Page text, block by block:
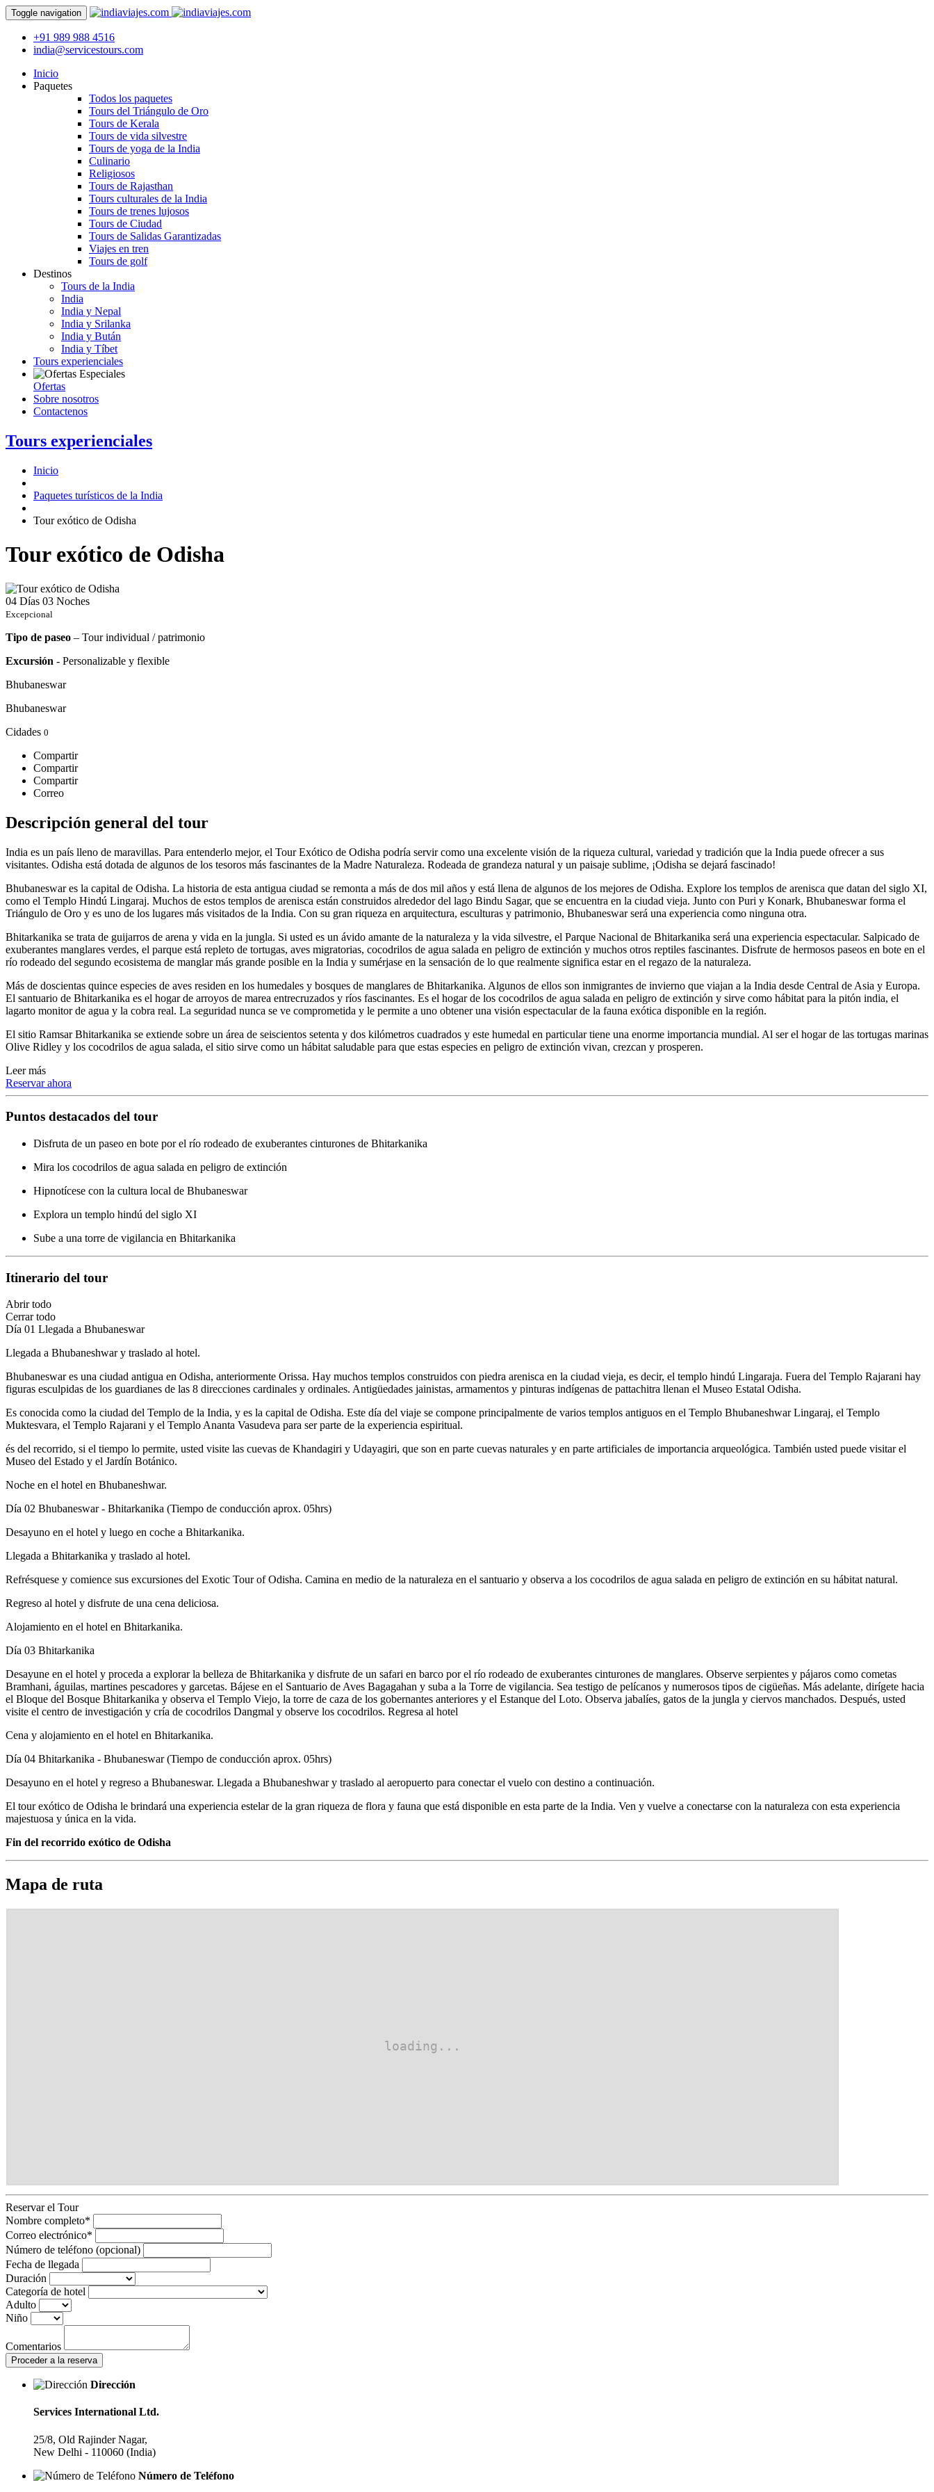
Toggle navigation
+91 989 988 4516
india@servicestours.com
Inicio
Paquetes
Todos los paquetes
Tours del Triángulo de Oro
Tours de Kerala
Tours de vida silvestre
Tours de yoga de la India
Culinario
Religiosos
Tours de Rajasthan
Tours culturales de la India
Tours de trenes lujosos
Tours de Ciudad
Tours de Salidas Garantizadas
Viajes en tren
Tours de golf
Destinos
Tours de la India
India
India y Nepal
India y Srilanka
India y Bután
India y Tíbet
Tours experienciales
Ofertas
Sobre nosotros
Contactenos
Tours experienciales
Inicio
Paquetes turísticos de la India
Tour exótico de Odisha
Tour exótico de Odisha
04 Días 03 Noches
Excepcional
Tipo de paseo – Tour individual / patrimonio
Excursión - Personalizable y flexible
Bhubaneswar
Bhubaneswar
Cidades 0
Compartir
Compartir
Compartir
Correo
Descripción general del tour
India es un país lleno de maravillas. Para entenderlo mejor, el Tour Exótico de Odisha podría servir como una excelente visión de la riqueza cultural, variedad y tradición que la India puede ofrecer a sus
visitantes. Odisha está dotada de algunos de los tesoros más fascinantes de la Madre Naturaleza. Rodeada de grandeza natural y un paisaje sublime, ¡Odisha se dejará fascinado!
Bhubaneswar es la capital de Odisha. La historia de esta antigua ciudad se remonta a más de dos mil años y está llena de algunos de los mejores de Odisha. Explore los templos de arenisca que datan del siglo XI,
como el Templo Hindú Lingaraj. Muchos de estos templos de arenisca están construidos alrededor del lago Bindu Sagar, que se encuentra en la ciudad vieja. Junto con Puri y Konark, Bhubaneswar forma el
Triángulo de Oro y es uno de los lugares más visitados de la India. Con su gran riqueza en arquitectura, esculturas y patrimonio, Bhubaneswar será una experiencia como ninguna otra.
Bhitarkanika se trata de guijarros de arena y vida en la jungla. Si usted es un ávido amante de la naturaleza y la vida silvestre, el Parque Nacional de Bhitarkanika será una experiencia espectacular. Salpicado de
exuberantes manglares verdes, el parque está repleto de tortugas, aves migratorias, cocodrilos de agua salada en peligro de extinción y muchos otros reptiles fascinantes. Disfrute de hermosos paseos en bote en el
río rodeado del segundo ecosistema de manglar más grande posible en la India y sumérjase en la sensación de lo que realmente significa estar en el regazo de la naturaleza.
Más de doscientas quince especies de aves residen en los humedales y bosques de manglares de Bhitarkanika. Algunos de ellos son inmigrantes de invierno que viajan a la India desde Central de Asia y Europa.
El santuario de Bhitarkanika es el hogar de arroyos de marea entrecruzados y ríos fascinantes. Es el hogar de los cocodrilos de agua salada en peligro de extinción y sirve como hábitat para la pitón india, el
lagarto monitor de agua y la cobra real. La seguridad nunca se ve comprometida y le permite a uno obtener una visión espectacular de la fauna exótica disponible en la región.
El sitio Ramsar Bhitarkanika se extiende sobre un área de seiscientos setenta y dos kilómetros cuadrados y este humedal en particular tiene una enorme importancia mundial. Al ser el hogar de las tortugas marinas
Olive Ridley y los cocodrilos de agua salada, el sitio sirve como un hábitat saludable para que estas especies en peligro de extinción vivan, crezcan y prosperen.
Leer más
Reservar ahora
Puntos destacados del tour
Disfruta de un paseo en bote por el río rodeado de exuberantes cinturones de Bhitarkanika
Mira los cocodrilos de agua salada en peligro de extinción
Hipnotícese con la cultura local de Bhubaneswar
Explora un templo hindú del siglo XI
Sube a una torre de vigilancia en Bhitarkanika
Itinerario del tour
Abrir todo
Cerrar todo
Día 01 Llegada a Bhubaneswar
Llegada a Bhubaneshwar y traslado al hotel.
Bhubaneswar es una ciudad antigua en Odisha, anteriormente Orissa. Hay muchos templos construidos con piedra arenisca en la ciudad vieja, es decir, el templo hindú Lingaraja. Fuera del Templo Rajarani hay
figuras esculpidas de los guardianes de las 8 direcciones cardinales y ordinales. Antigüedades jainistas, armamentos y pinturas indígenas de pattachitra llenan el Museo Estatal Odisha.
Es conocida como la ciudad del Templo de la India, y es la capital de Odisha. Este día del viaje se compone principalmente de varios templos antiguos en el Templo Bhubaneshwar Lingaraj, el Templo
Muktesvara, el Templo Rajarani y el Templo Ananta Vasudeva para ser parte de la experiencia espiritual.
és del recorrido, si el tiempo lo permite, usted visite las cuevas de Khandagiri y Udayagiri, que son en parte cuevas naturales y en parte artificiales de importancia arqueológica. También usted puede visitar el
Museo del Estado y el Jardín Botánico.
Noche en el hotel en Bhubaneshwar.
Día 02 Bhubaneswar - Bhitarkanika (Tiempo de conducción aprox. 05hrs)
Desayuno en el hotel y luego en coche a Bhitarkanika.
Llegada a Bhitarkanika y traslado al hotel.
Refrésquese y comience sus excursiones del Exotic Tour of Odisha. Camina en medio de la naturaleza en el santuario y observa a los cocodrilos de agua salada en peligro de extinción en su hábitat natural.
Regreso al hotel y disfrute de una cena deliciosa.
Alojamiento en el hotel en Bhitarkanika.
Día 03 Bhitarkanika
Desayune en el hotel y proceda a explorar la belleza de Bhitarkanika y disfrute de un safari en barco por el río rodeado de exuberantes cinturones de manglares. Observe serpientes y pájaros como cometas
Bramhani, águilas, martines pescadores y garcetas. Bájese en el Santuario de Aves Bagagahan y suba a la Torre de vigilancia. Sea testigo de pelícanos y numerosos tipos de cigüeñas. Más adelante, dirígete hacia
el Bloque del Bosque Bhitarkanika y observa el Templo Viejo, la torre de caza de los gobernantes anteriores y el Estanque del Loto. Observa jabalíes, gatos de la jungla y ciervos manchados. Después, usted
visite el centro de investigación y cría de cocodrilos Dangmal y observe los cocodrilos. Regresa al hotel
Cena y alojamiento en el hotel en Bhitarkanika.
Día 04 Bhitarkanika - Bhubaneswar (Tiempo de conducción aprox. 05hrs)
Desayuno en el hotel y regreso a Bhubaneswar. Llegada a Bhubaneshwar y traslado al aeropuerto para conectar el vuelo con destino a continuación.
El tour exótico de Odisha le brindará una experiencia estelar de la gran riqueza de flora y fauna que está disponible en esta parte de la India. Ven y vuelve a conectarse con la naturaleza con esta experiencia
majestuosa y única en la vida.
Fin del recorrido exótico de Odisha
Mapa de ruta
Reservarel Tour
Nombre completo*
Correo electrónico*
Número de teléfono (opcional)
Fecha de llegada
Duración
Categoría de hotel
Adulto
Niño
Comentarios
Proceder a la reserva
Dirección
Services International Ltd.
25/8, Old Rajinder Nagar,
New Delhi - 110060 (India)
Número de Teléfono